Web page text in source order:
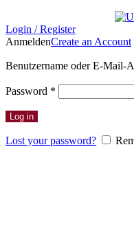
Login / Register
AnmeldenCreate an Account
Benutzername oder E-Mail-
Password *
Log in
Lost your password?